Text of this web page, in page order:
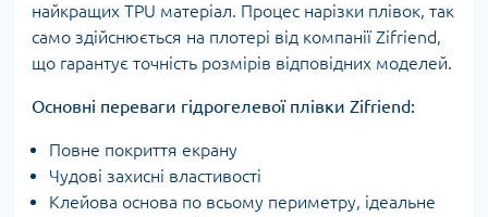
найкращих TPU матеріал. Процес нарізки плівок, так
само здійснюється на плотері від компанії Zifriend,
що гарантує точність розмірів відповідних моделей.
Основні переваги гідрогелевої плівки Zifriend:
Повне покриття екрану
Чудові захисні властивості
Клейова основа по всьому периметру, ідеальне